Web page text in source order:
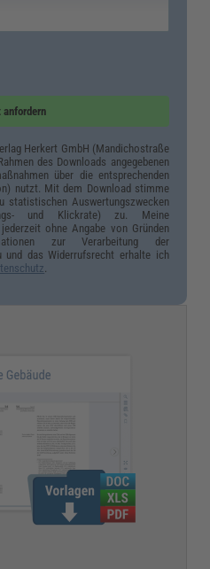
Herkert GmbH (Mandichostraße
des Downloads angegebenen
über die entsprechenden
nutzt. Mit dem Download stimme
statistischen Auswertungszwecken
und Klickrate) zu. Meine
ohne Angabe von Gründen
zur Verarbeitung der
und das Widerrufsrecht erhalte ich
.